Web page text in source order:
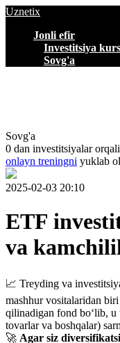
Uznetix
Jonli efir
Investitsiya
Sovg'a
Sovg'a
0 dan investitsiyalar
onlayn treningni yuklab
2025-02-03 20:10
ETF
va
📈 Treyding va
mashhur vositalaridan
qilinadigan fond bo‘lib,
tovarlar va boshqalar)
🚀 Agar siz